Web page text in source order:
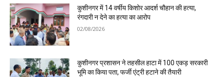
कुशीनगर में 14 वर्षीय किशोर आदर्श चौहान की हत्या,
रंगदारी न देने का हत्या का आरोप
02/08/2026
कुशीनगर प्रशासन ने तहसील हाटा में 100 एकड़ सरकारी
भूमि का किया पता, फर्जी एंट्री हटाने की तैयारी